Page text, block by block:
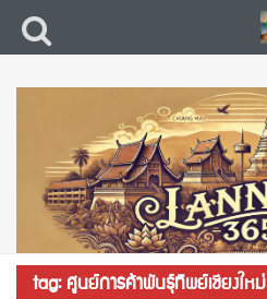
tag: ศูนย์การค้าพันธุ์ทิพย์เชียงใหม่